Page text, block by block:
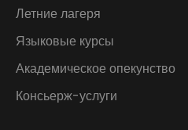
Летние лагеря
Языковые курсы
Академическое опекунство
Консьерж-услуги